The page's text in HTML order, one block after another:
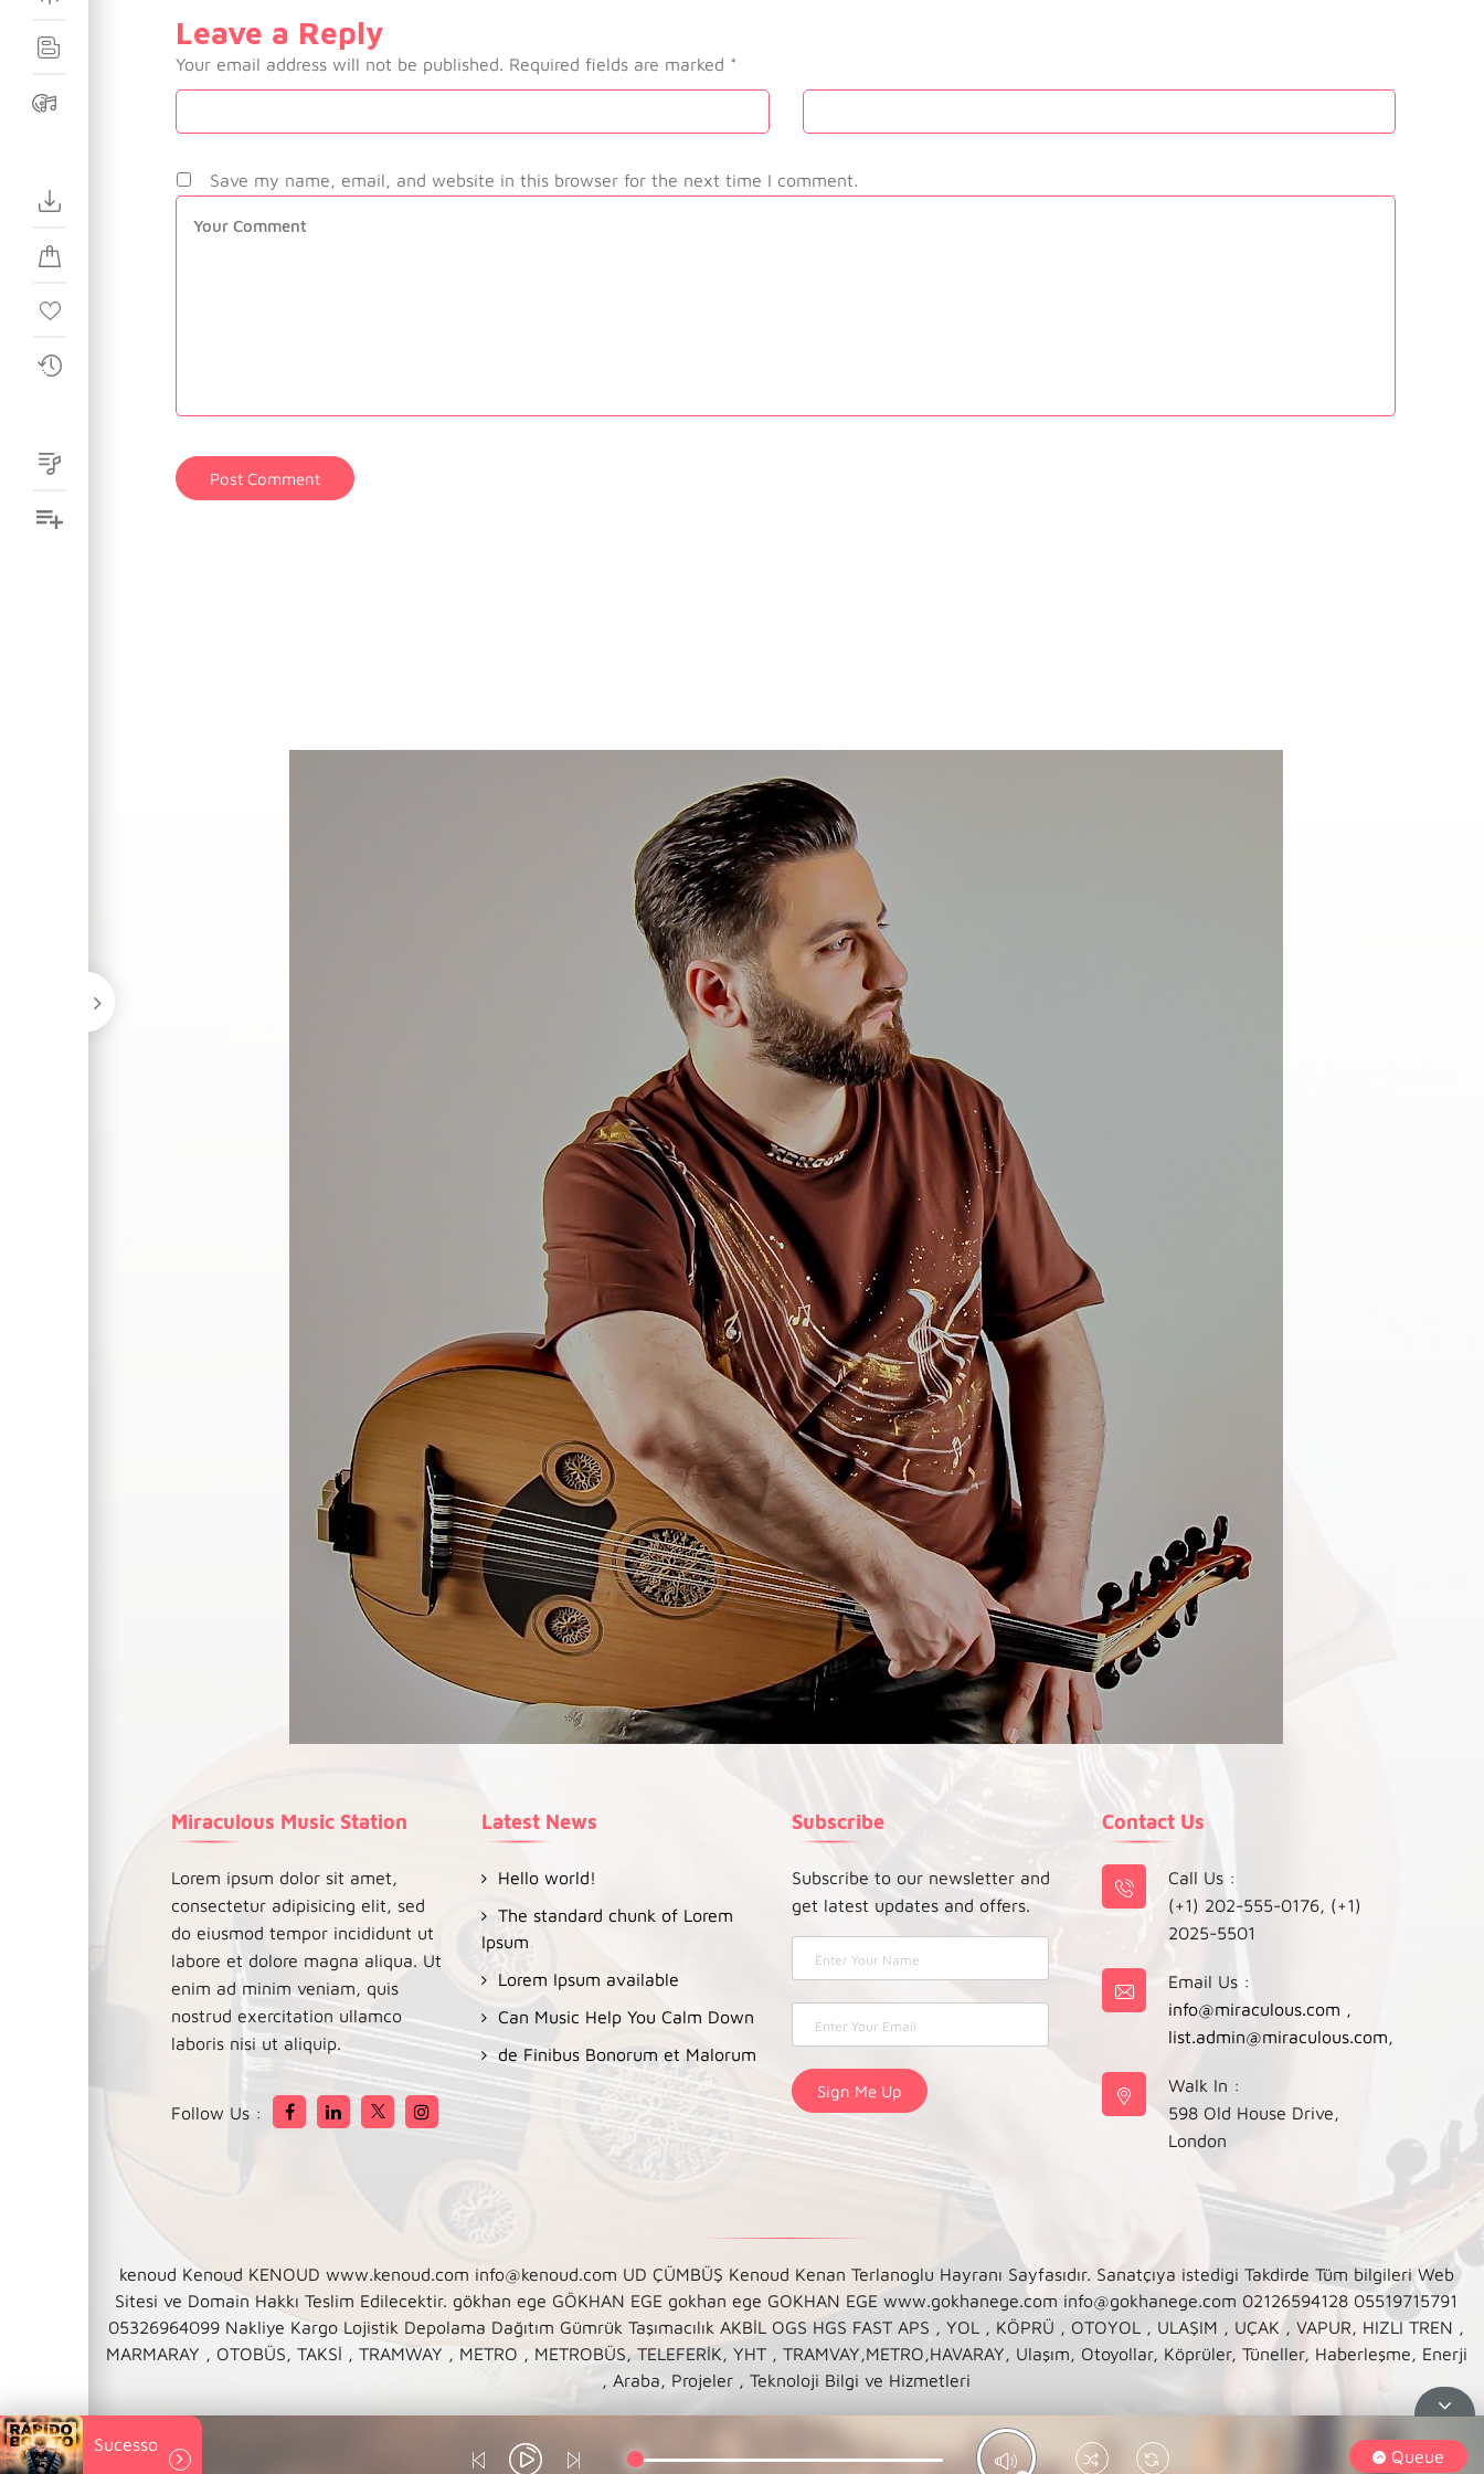
Leave a Reply
Your email address will not be published. Required fields are marked *
Save my name, email, and website in this browser for the next time I comment.
Miraculous Music Station
Lorem ipsum dolor sit amet,
consectetur adipisicing elit, sed
do eiusmod tempor incididunt ut
labore et dolore magna aliqua. Ut
enim ad minim veniam, quis
nostrud exercitation ullamco
laboris nisi ut aliquip.
Follow Us :
Latest News
Hello world!
The standard chunk of Lorem
Ipsum
Lorem Ipsum available
Can Music Help You Calm Down
de Finibus Bonorum et Malorum
Subscribe
Subscribe to our newsletter and
get latest updates and offers.
Contact Us
Call Us :
(+1) 202-555-0176, (+1)
2025-5501
Email Us :
info@miraculous.com
list.admin@miraculous.com
Walk In :
598 Old House Drive,
London
kenoud Kenoud KENOUD www.kenoud.com info@kenoud.com UD ÇÜMBÜŞ Kenoud Kenan Terlanoglu Hayranı Sayfasıdır. Sanatçıya istedigi Takdirde Tüm bilgileri Web
Sitesi ve Domain Hakkı Teslim Edilecektir. gökhan ege GÖKHAN EGE gokhan ege GOKHAN EGE www.gokhanege.com info@gokhanege.com 02126594128 05519715791
05326964099 Nakliye Kargo Lojistik Depolama Dağıtım Gümrük Taşımacılık AKBİL OGS HGS FAST APS , YOL , KÖPRÜ , OTOYOL , ULAŞIM , UÇAK , VAPUR, HIZLI TREN ,
MARMARAY , OTOBÜS, TAKSİ , TRAMWAY , METRO , METROBÜS, TELEFERİK, YHT , TRAMVAY,METRO,HAVARAY, Ulaşım, Otoyollar, Köprüler, Tüneller, Haberleşme, Enerji
, Araba, Projeler , Teknoloji Bilgi ve Hizmetleri
Sucesso
Queue